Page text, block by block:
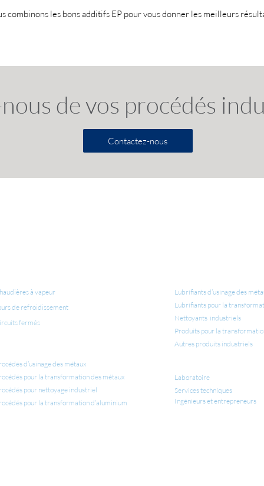
combinons les bons additifs EP pour vous donner les meilleurs
Contactez-nous
de vos procédés
à vapeur
de refroidissement
fermés
d’usinage des métaux
pour la transformation des métaux
pour nettoyage industriel
pour la transformation d’aluminium
Lubrifiants d’usinage des
Lubrifiants pour la
Nettoyants industriels
Produits pour la
Autres produits industriels
Laboratoire
Services techniques
Ingénieurs et entrepreneurs